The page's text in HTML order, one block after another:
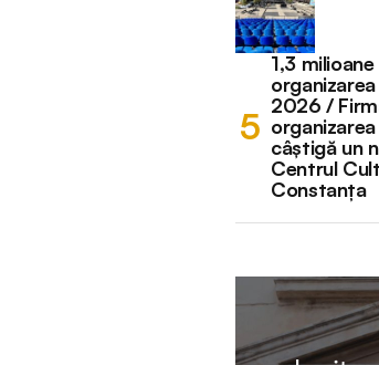
1,3
2026 /
câștigă un
Centrul
Constanța